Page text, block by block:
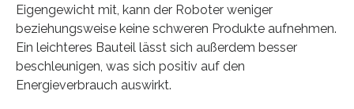
Eigengewicht mit, kann der Roboter weniger
beziehungsweise keine schweren Produkte aufnehmen.
Ein leichteres Bauteil lässt sich außerdem besser
beschleunigen, was sich positiv auf den
Energieverbrauch auswirkt.